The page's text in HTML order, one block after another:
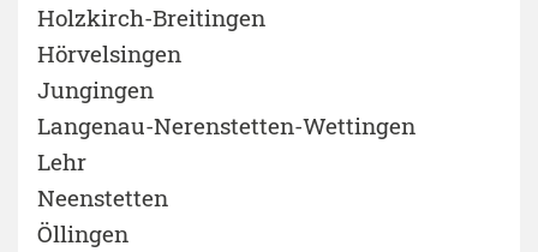
Holzkirch-Breitingen
Hörvelsingen
Jungingen
Langenau-Nerenstetten-Wettingen
Lehr
Neenstetten
Öllingen